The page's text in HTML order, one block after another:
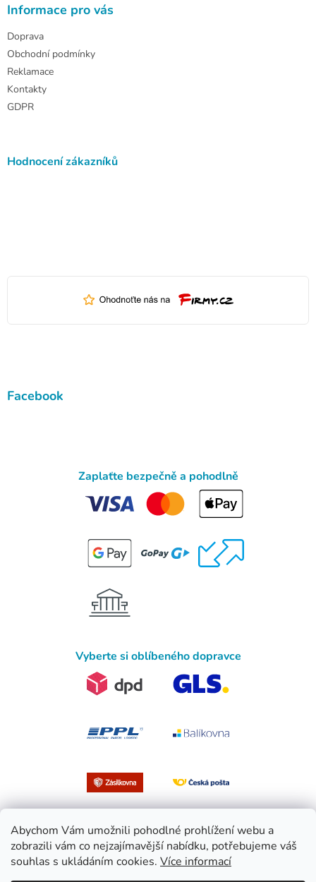
Abychom Vám umožnili pohodlné prohlížení webu a
zobrazili vám co nejzajímavější nabídku, potřebujeme váš
souhlas s ukládáním cookies. Více informací
Informace pro vás
Doprava
Obchodní podmínky
Reklamace
Kontakty
GDPR
Hodnocení zákazníků
Facebook
Zaplaťte bezpečně a pohodlně
Vyberte si oblíbeného dopravce